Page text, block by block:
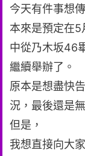
今天有件事想
本來是預定在
中從乃木坂46
繼續舉辦了。
原本是想盡快
況，最後還是
但是，
我想直接向大